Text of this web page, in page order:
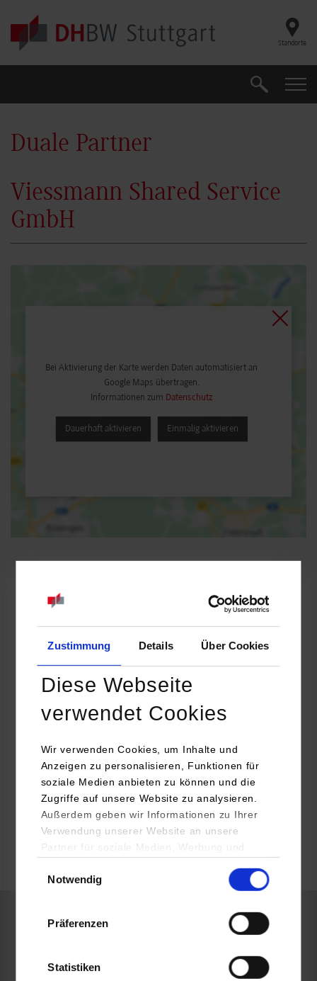
Zustimmung Details Über Cookies
Diese Webseite
verwendet Cookies
Wir verwenden Cookies, um Inhalte und
Anzeigen zu personalisieren, Funktionen für
soziale Medien anbieten zu können und die
Zugriffe auf unsere Website zu analysieren.
Außerdem geben wir Informationen zu Ihrer
Verwendung unserer Website an unsere
Partner für soziale Medien, Werbung und
YouTube, Google Maps) führen diese
Daten zusammen, die Sie ihnen bereitgestellt
haben oder die sie im Rahmen Ihrer Nutzung
Notwendig
Präferenzen
Statistiken
Skip to main content
Standorte
Suche
Duale Partner
Viessmann Shared Service
GmbH
Bei Aktivierung der Karte werden Daten automatisiert an
Google Maps übertragen.
Informationen zum Datenschutz
Dauerhaft aktivieren Einmalig aktivieren
RSW / Accounting und Controlling
Viessmann Shared Service GmbH
35108 Allendorf
+49 160 90787213
Embedded Systems / General Engineering
Viessmann Shared Service GmbH